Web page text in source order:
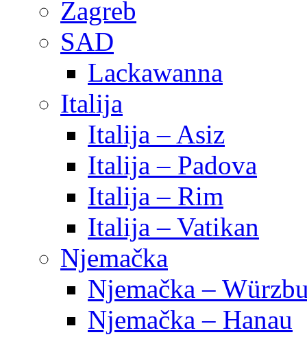
Zagreb
SAD
Lackawanna
Italija
Italija – Asiz
Italija – Padova
Italija – Rim
Italija – Vatikan
Njemačka
Njemačka –
Njemačka – Hanau